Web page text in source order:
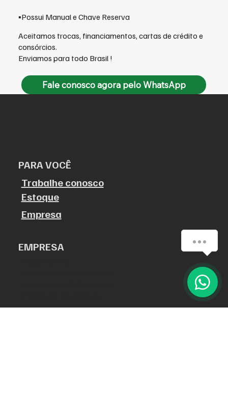
▪️Possui Manual e Chave Reserva
Aceitamos trocas, financiamentos, cartas de crédito e
consórcios.
Enviamos para todo Brasil !
Fale conosco agora pelo WhatsApp
EMPRESA
PARA VOCÊ
Estoque
Empresa
Trabalhe conosco